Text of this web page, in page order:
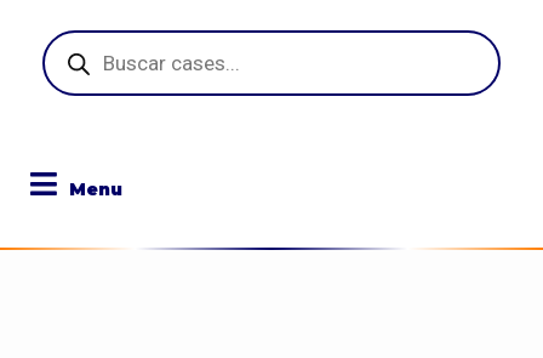
Pesquisar
produtos